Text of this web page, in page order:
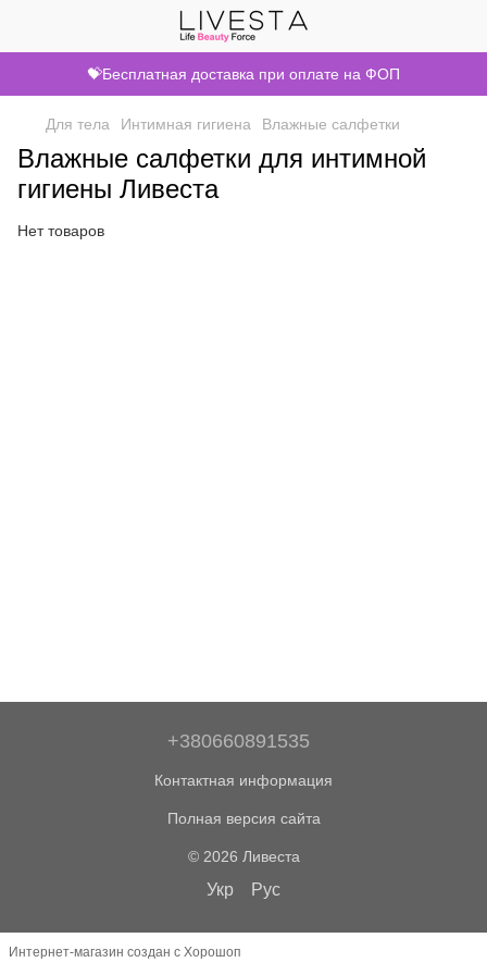
💝Бесплатная доставка при оплате на ФОП
Для тела Интимная гигиена Влажные салфетки
Влажные салфетки для интимной
гигиены Ливеста
Нет товаров
+380660891535
Контактная информация
Полная версия сайта
© 2026 Ливеста
Укр Рус
Интернет-магазин создан с Хорошоп